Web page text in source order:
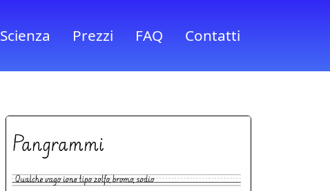
Scienza Prezzi FAQ Contatti